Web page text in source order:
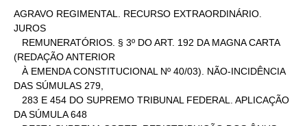
AGRAVO REGIMENTAL. RECURSO EXTRAORDINÁRIO.
JUROS
(REDAÇÃO ANTERIOR
DAS SÚMULAS 279,
DA SÚMULA 648